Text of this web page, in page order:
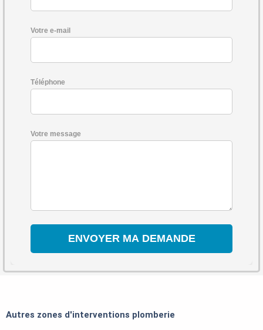
Votre e-mail
Téléphone
Votre message
Autres zones d'interventions plomberie